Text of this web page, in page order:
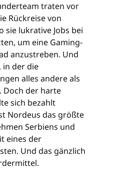
traten vor
Rückreise von
sie lukrative Jobs bei
um eine Gaming-
anzustreben. Und
in der die
alles andere als
der harte
sich bezahlt
Nordeus das größte
Serbiens und
eines der
Und das gänzlich